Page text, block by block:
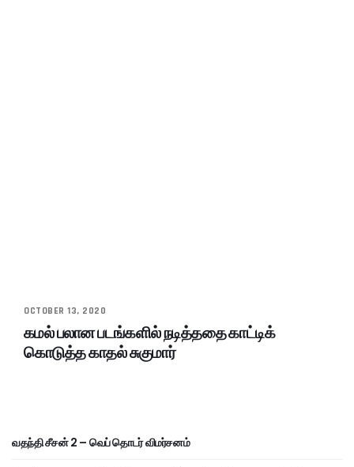
OCTOBER 13, 2020
கமல் பலான படங்களில் நடித்ததை காட்டிக்
கொடுத்த காதல் சுகுமார்
வதந்தி சீசன் 2 – வெப் தொடர் விமர்சனம்